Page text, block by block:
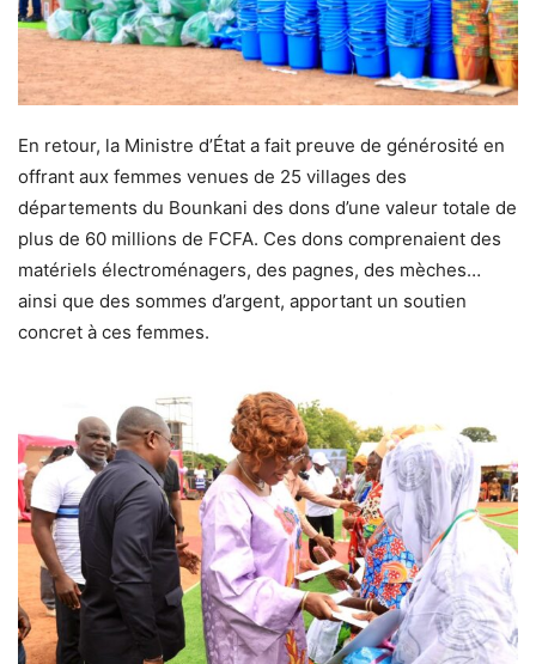
En retour, la Ministre d’État a fait preuve de générosité en
offrant aux femmes venues de 25 villages des
départements du Bounkani des dons d’une valeur totale de
plus de 60 millions de FCFA. Ces dons comprenaient des
matériels électroménagers, des pagnes, des mèches…
ainsi que des sommes d’argent, apportant un soutien
concret à ces femmes.